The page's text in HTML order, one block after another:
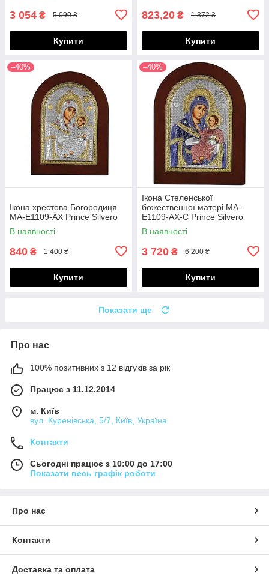
3 054 ₴ 5 090 ₴
Купити
823,20 ₴ 1 372 ₴
Купити
–40%
Ікона хрестова Богородиця
MA-E1109-ÄX Prince Silvero
В наявності
840 ₴ 1 400 ₴
Купити
–40%
Ікона Стеленської
божественної матері MA-
E1109-AX-C Prince Silvero
В наявності
3 720 ₴ 6 200 ₴
Купити
Показати ще
Про нас
100% позитивних з 12 відгуків за рік
Працює з 11.12.2014
м. Київ
вул. Куренівська, 5/7, Київ, Україна
Контакти
Сьогодні працює з 10:00 до 17:00
Показати весь графік роботи
Про нас
Контакти
Доставка та оплата